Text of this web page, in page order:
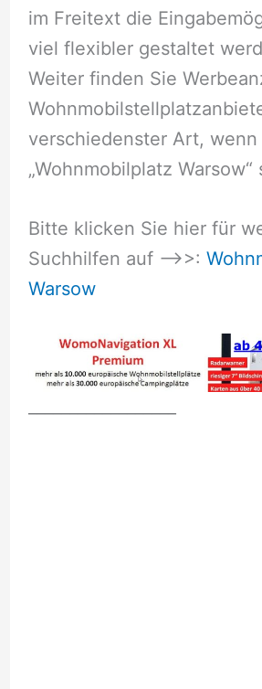
im Freitext die
viel flexibler gestaltet
Weiter finden Sie
verschiedenster Art, wenn
„Wohnmobilplatz Warsow“
Bitte klicken Sie hier für
Suchhilfen auf –>>:
Warsow